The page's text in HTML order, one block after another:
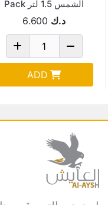
الشمس 1.5 لتر Pack
Of 6 د.ك 6.600
ADD